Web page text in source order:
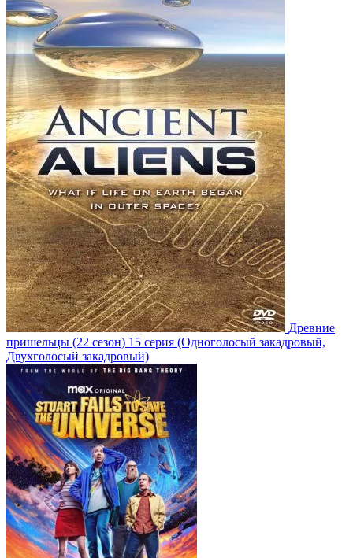
Древние
пришельцы (22 сезон) 15 серия (Одноголосый закадровый,
Двухголосый закадровый)